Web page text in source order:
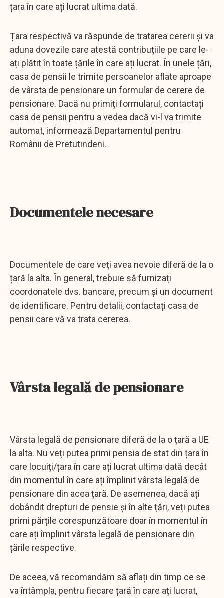
țara în care ați lucrat ultima dată.
Țara respectivă va răspunde de tratarea cererii și va
aduna dovezile care atestă contribuțiile pe care le-
ați plătit în toate țările în care ați lucrat. În unele țări,
casa de pensii le trimite persoanelor aflate aproape
de vârsta de pensionare un formular de cerere de
pensionare. Dacă nu primiți formularul, contactați
casa de pensii pentru a vedea dacă vi-l va trimite
automat, informează Departamentul pentru
Românii de Pretutindeni.
Documentele necesare
Documentele de care veți avea nevoie diferă de la o
țară la alta. În general, trebuie să furnizați
coordonatele dvs. bancare, precum și un document
de identificare. Pentru detalii, contactați casa de
pensii care vă va trata cererea.
Vârsta legală de pensionare
Vârsta legală de pensionare diferă de la o țară a UE
la alta. Nu veți putea primi pensia de stat din țara în
care locuiți/țara în care ați lucrat ultima dată decât
din momentul în care ați împlinit vârsta legală de
pensionare din acea țară. De asemenea, dacă ați
dobândit drepturi de pensie și în alte țări, veți putea
primi părțile corespunzătoare doar în momentul în
care ați împlinit vârsta legală de pensionare din
țările respective.
De aceea, vă recomandăm să aflați din timp ce se
va întâmpla, pentru fiecare țară în care ați lucrat,